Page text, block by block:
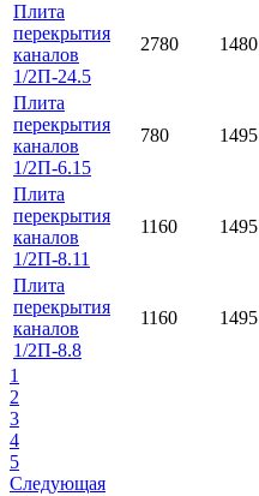
Плита
перекрытия
каналов
1/2П-24.5
2780 1480
Плита
перекрытия
каналов
1/2П-6.15
780 1495
Плита
перекрытия
каналов
1/2П-8.11
1160 1495
Плита
перекрытия
каналов
1/2П-8.8
1160 1495
1
2
3
4
5
Следующая